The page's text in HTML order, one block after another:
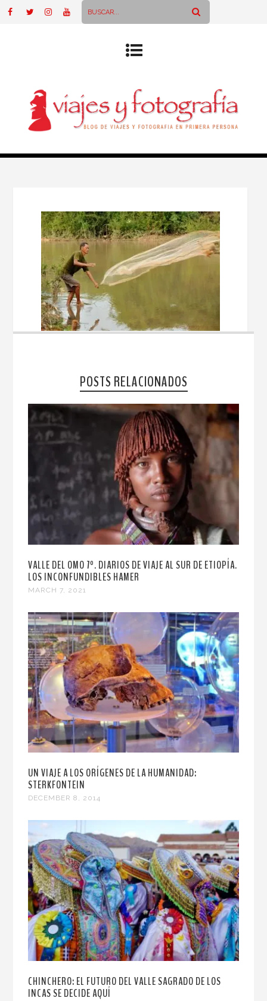
POSTS RELACIONADOS
VALLE DEL OMO 7º. DIARIOS DE VIAJE AL SUR DE ETIOPÍA.
LOS INCONFUNDIBLES HAMER
MARCH 7, 2021
UN VIAJE A LOS ORÍGENES DE LA HUMANIDAD:
STERKFONTEIN
DECEMBER 8, 2014
CHINCHERO: EL FUTURO DEL VALLE SAGRADO DE LOS
INCAS SE DECIDE AQUÍ